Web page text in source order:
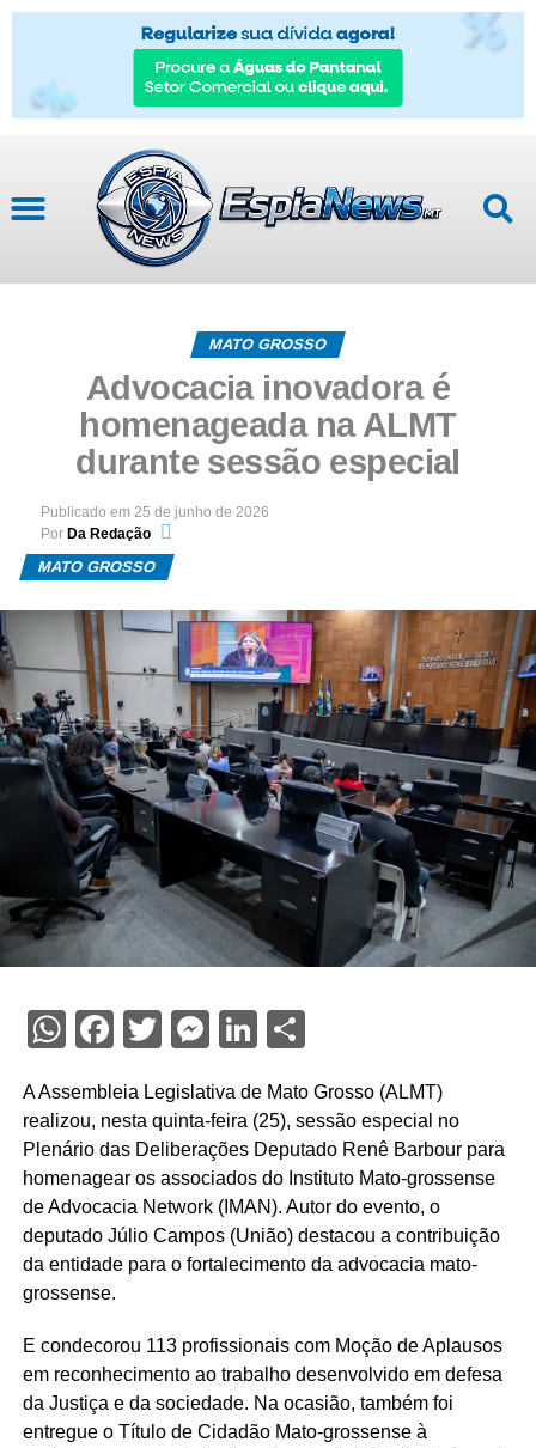
MATO GROSSO
Advocacia inovadora é
homenageada na ALMT
durante sessão especial
Publicado em 25 de junho de 2026
Por Da Redação
MATO GROSSO
WhatsApp
Facebook
Twitter
Messenger
LinkedIn
Share
A Assembleia Legislativa de Mato Grosso (ALMT)
realizou, nesta quinta-feira (25), sessão especial no
Plenário das Deliberações Deputado Renê Barbour para
homenagear os associados do Instituto Mato-grossense
de Advocacia Network (IMAN). Autor do evento, o
deputado Júlio Campos (União) destacou a contribuição
da entidade para o fortalecimento da advocacia mato-
grossense.
E condecorou 113 profissionais com Moção de Aplausos
em reconhecimento ao trabalho desenvolvido em defesa
da Justiça e da sociedade. Na ocasião, também foi
entregue o Título de Cidadão Mato-grossense à